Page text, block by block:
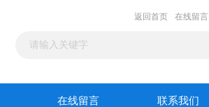
返回首页 在线留言
在线留言 联系我们